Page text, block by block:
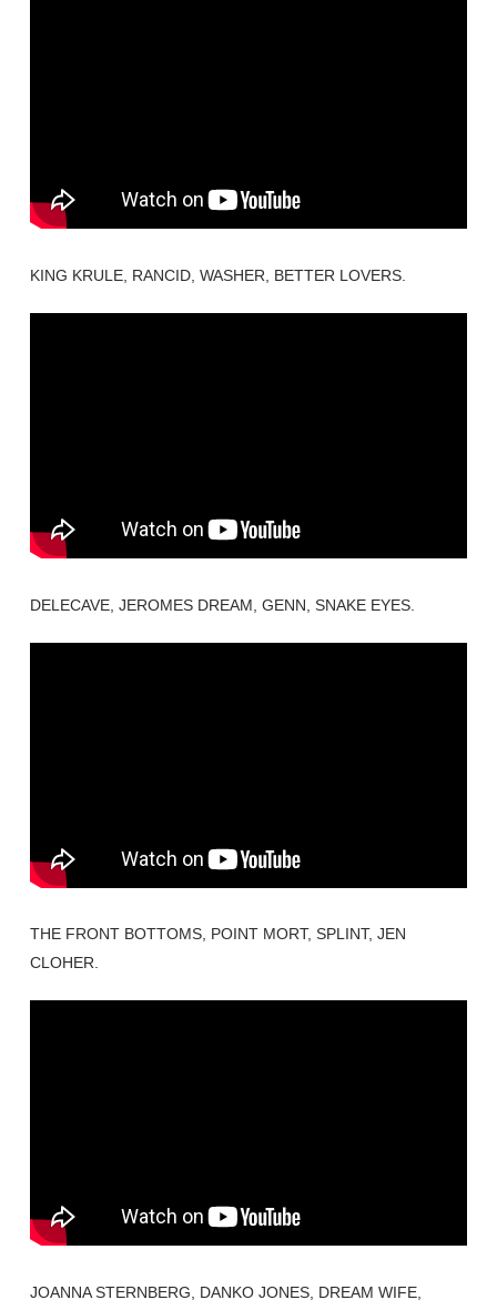
KING KRULE, RANCID, WASHER, BETTER LOVERS.
DELECAVE, JEROMES DREAM, GENN, SNAKE EYES.
THE FRONT BOTTOMS, POINT MORT, SPLINT, JEN
CLOHER.
JOANNA STERNBERG, DANKO JONES, DREAM WIFE,